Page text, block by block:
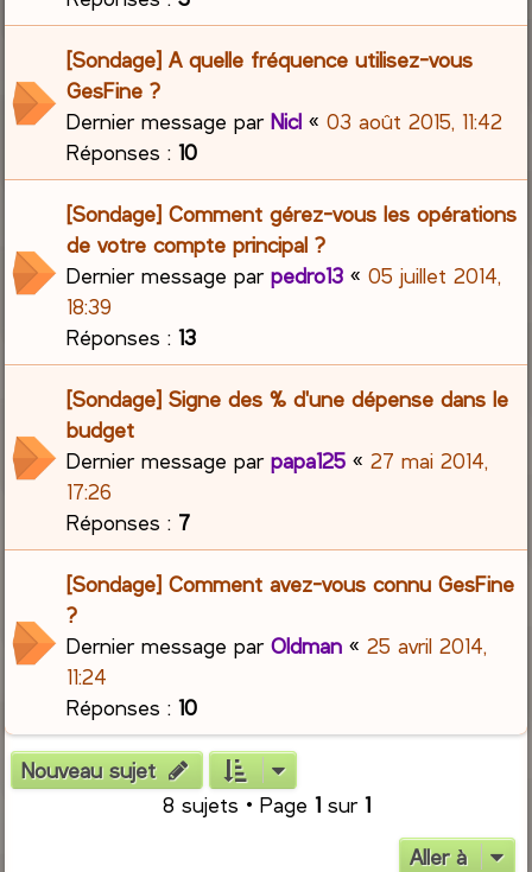
[Sondage] A quelle fréquence utilisez-vous
GesFine ?
Dernier message parNicl «03 août 2015, 11:42
Réponses :10
[Sondage] Comment gérez-vous les opérations
de votre compte principal ?
Dernier message parpedro13 «05 juillet 2014,
18:39
Réponses :13
[Sondage] Signe des % d'une dépense dans le
budget
Dernier message parpapa125 «27 mai 2014,
17:26
Réponses : 7
[Sondage] Comment avez-vous connu GesFine
?
Dernier message parOldman «25 avril 2014,
11:24
Réponses :10
Nouveau sujet
8 sujets • Page 1sur 1
Aller à